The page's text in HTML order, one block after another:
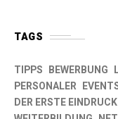
TAGS
TIPPS BEWERBUNG
PERSONALER
DER ERSTE EINDRUCK